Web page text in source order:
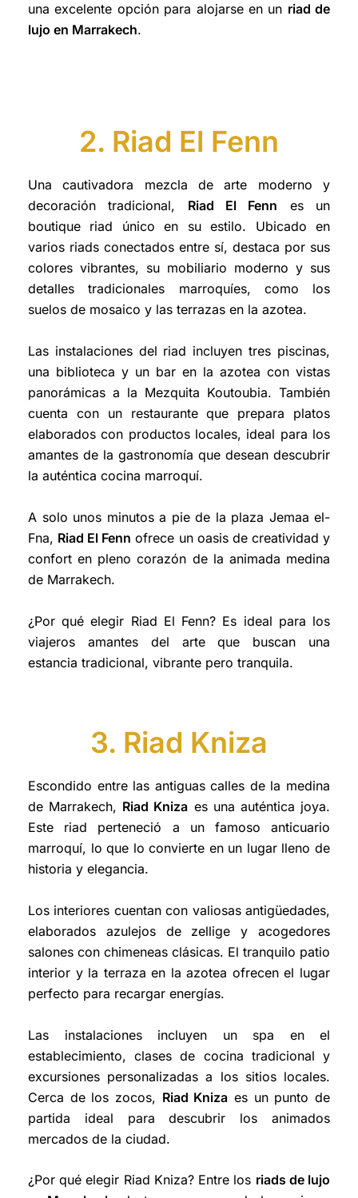
una excelente opción para alojarse en un riad de
lujo en Marrakech.
2. Riad El Fenn
Una cautivadora mezcla de arte moderno y
decoración tradicional, Riad El Fenn es un
boutique riad único en su estilo. Ubicado en
varios riads conectados entre sí, destaca por sus
colores vibrantes, su mobiliario moderno y sus
detalles tradicionales marroquíes, como los
suelos de mosaico y las terrazas en la azotea.
Las instalaciones del riad incluyen tres piscinas,
una biblioteca y un bar en la azotea con vistas
panorámicas a la Mezquita Koutoubia. También
cuenta con un restaurante que prepara platos
elaborados con productos locales, ideal para los
amantes de la gastronomía que desean descubrir
la auténtica cocina marroquí.
A solo unos minutos a pie de la plaza Jemaa el-
Fna, Riad El Fenn ofrece un oasis de creatividad y
confort en pleno corazón de la animada medina
de Marrakech.
¿Por qué elegir Riad El Fenn? Es ideal para los
viajeros amantes del arte que buscan una
estancia tradicional, vibrante pero tranquila.
3. Riad Kniza
Escondido entre las antiguas calles de la medina
de Marrakech, Riad Kniza es una auténtica joya.
Este riad perteneció a un famoso anticuario
marroquí, lo que lo convierte en un lugar lleno de
historia y elegancia.
Los interiores cuentan con valiosas antigüedades,
elaborados azulejos de zellige y acogedores
salones con chimeneas clásicas. El tranquilo patio
interior y la terraza en la azotea ofrecen el lugar
perfecto para recargar energías.
Las instalaciones incluyen un spa en el
establecimiento, clases de cocina tradicional y
excursiones personalizadas a los sitios locales.
Cerca de los zocos, Riad Kniza es un punto de
partida ideal para descubrir los animados
mercados de la ciudad.
¿Por qué elegir Riad Kniza? Entre los riads de lujo